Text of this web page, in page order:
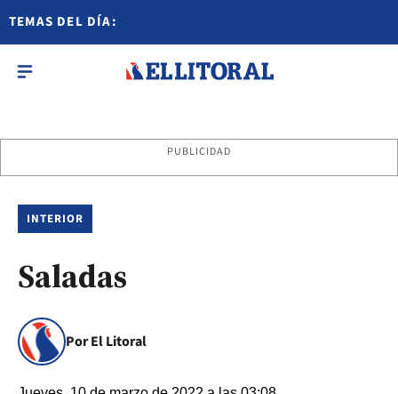
TEMAS DEL DÍA:
PUBLICIDAD
INTERIOR
Saladas
Por El Litoral